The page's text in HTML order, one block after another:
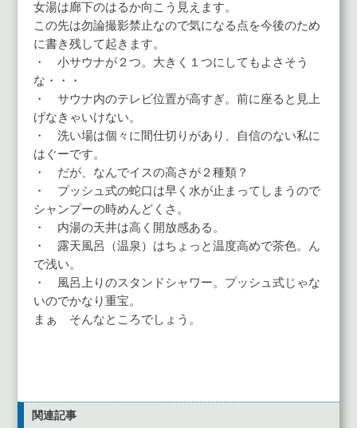
女湯は廊下のはるか向こう見えます。
この先は勿論撮影禁止なので気になる点を今後のため
に書き残して起きます。
・ 小サウナが２つ。大きく１つにしてもよさそう
な・・・
・ サウナ内のテレビ位置が高すぎ。前に座ると見上
げなきゃいけない。
・ 洗い場は個々に間仕切りがあり、自信のない私に
はぐーです。
・ だが、なんでイスの高さが２種類？
・ プッシュ式の蛇口は早く水が止まってしまうので
シャンプーの時めんどくさ。
・ 内湯の天井は高く開放感ある。
・ 露天風呂（温泉）はちょっと温度高めで茶色。ん
で浅い。
・ 風呂上りのスタンドシャワー。プッシュ式じゃな
いのでかなり重宝。
まぁ そんなところでしょう。
関連記事